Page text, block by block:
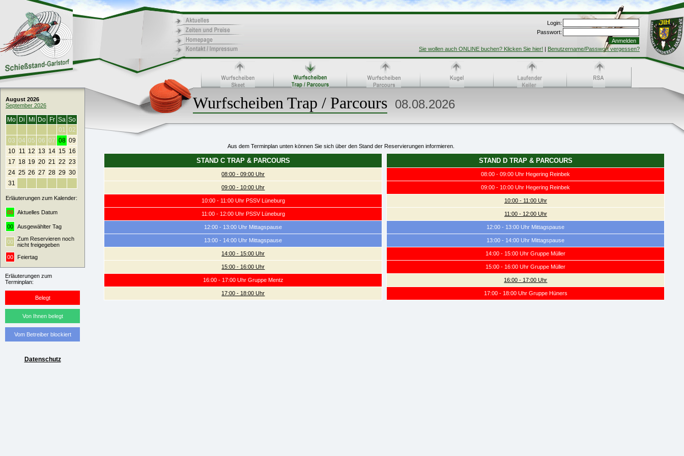
Login:
Passwort:
Sie wollen auch ONLINE buchen? Klicken Sie hier! | Benutzername/Passwort vergessen?
August 2026
September 2026
Mo Di Mi Do Fr Sa So
01 02
03 04 05 06 07 08 09
10
11 12 13 14 15 16
17 18 19 20 21 22 23
24 25 26 27 28 29 30
31
Erläuterungen zum Kalender:
00 Aktuelles Datum
00 Ausgewählter Tag
00
Zum Reservieren noch
nicht freigegeben
00
Feiertag
Erläuterungen zum
Terminplan:
Belegt
Von Ihnen belegt
Vom Betreiber blockiert
Datenschutz
Wurfscheiben Trap / Parcours 08.08.2026
Aus dem Terminplan unten können Sie sich über den Stand der Reservierungen informieren.
STAND C TRAP & PARCOURS
08:00 - 09:00 Uhr
09:00 - 10:00 Uhr
10:00 - 11:00 Uhr PSSV Lüneburg
11:00 - 12:00 Uhr PSSV Lüneburg
12:00 - 13:00 Uhr Mittagspause
13:00 - 14:00 Uhr Mittagspause
14:00 - 15:00 Uhr
15:00 - 16:00 Uhr
16:00 - 17:00 Uhr Gruppe Mentz
17:00 - 18:00 Uhr
STAND D TRAP & PARCOURS
08:00 - 09:00 Uhr Hegering Reinbek
09:00 - 10:00 Uhr Hegering Reinbek
10:00 - 11:00 Uhr
11:00 - 12:00 Uhr
12:00 - 13:00 Uhr Mittagspause
13:00 - 14:00 Uhr Mittagspause
14:00 - 15:00 Uhr Gruppe Müller
15:00 - 16:00 Uhr Gruppe Müller
16:00 - 17:00 Uhr
17:00 - 18:00 Uhr Gruppe Hüners